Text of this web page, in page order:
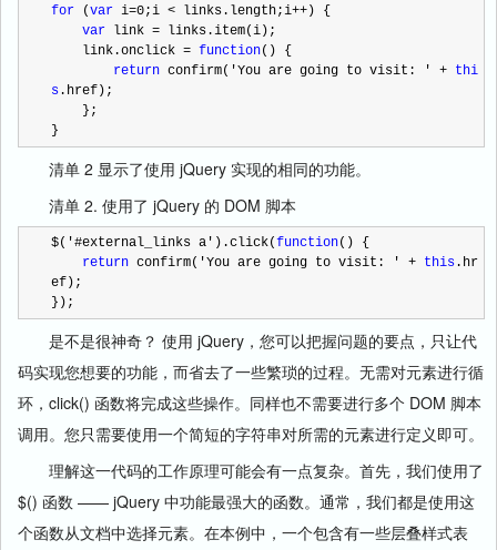
for (var i=0;i < links.length;i++ ) {
var link = links.item(i);
    link.onclick
= function() {
return confirm( 'You are going to visit: ' + thi
s.href);
    };
}
清单 2 显示了使用 jQuery 实现的相同的功能。
清单 2. 使用了 jQuery 的 DOM 脚本
$( '#external_links a ' ).click(function() {
return confirm( 'You are going to visit: ' + this.hr
ef);
});
是不是很神奇？ 使用 jQuery，您可以把握问题的要点，只让代
码实现您想要的功能，而省去了一些繁琐的过程。无需对元素进行循
环，click() 函数将完成这些操作。同样也不需要进行多个 DOM 脚本
调用。您只需要使用一个简短的字符串对所需的元素进行定义即可。
理解这一代码的工作原理可能会有一点复杂。首先，我们使用了
$() 函数 —— jQuery 中功能最强大的函数。通常，我们都是使用这
个函数从文档中选择元素。在本例中，一个包含有一些层叠样式表